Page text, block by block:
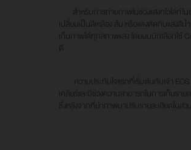
สำหรับการถ่ายภาพในช่วงแสงทไวไลท์ใ
เปลี่ยนเป็นสีเหลือง ส้ม หรือแดงตัดกับแสงสี
เก็บภาพได้ทุกสภาพแสง โดยผมมักเลือกใช้
ดี
ความประทับใจแรกที่เริ่มต้นกับเจ้า EOS
เคลียร์และมีช่วงความสามารถในการเก็บรา
ซึ่งหลังจากที่นำภาพมาปรับรายละเอียดในส่ว